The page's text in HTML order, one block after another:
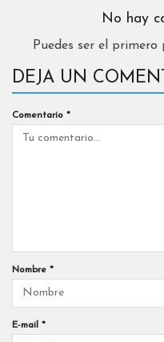
No hay
Puedes ser el primero
DEJA UN
Comentario *
Nombre *
E-mail *